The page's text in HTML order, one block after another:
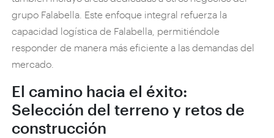
grupo Falabella. Este enfoque integral refuerza la
capacidad logística de Falabella, permitiéndole
responder de manera más eficiente a las demandas del
mercado.
El camino hacia el éxito:
Selección del terreno y retos de
construcción